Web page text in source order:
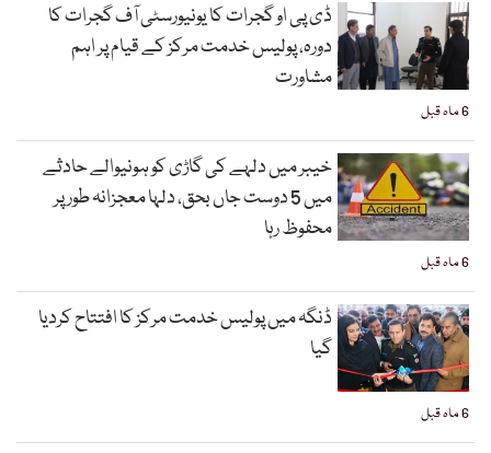
6 ماہ قبل
ڈی پی او گجرات کا یونیورسٹی آف گجرات کا
دورہ، پولیس خدمت مرکز کے قیام پر اہم
مشاورت
6 ماہ قبل
خیبر میں دلہے کی گاڑی کو ہونیوالے حادثے
میں 5 دوست جاں بحق، دلہا معجزانہ طور پر
محفوظ رہا
6 ماہ قبل
ڈنگہ میں پولیس خدمت مرکز کا افتتاح کردیا
گیا